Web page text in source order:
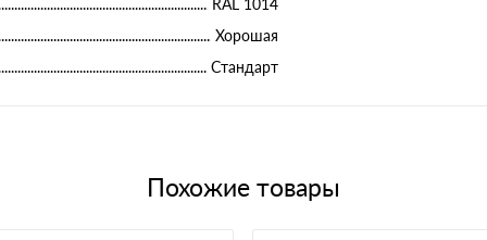
Хорошая
Стандарт
Похожие товары